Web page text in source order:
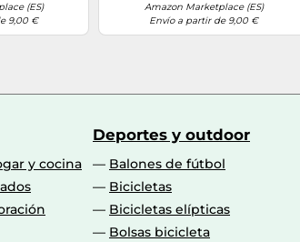
(ES)
9,00 €
Amazon Marketplace (ES)
Envío a partir de 9,00 €
y cocina
Deportes y outdoor
Balones de fútbol
Bicicletas
Bicicletas elípticas
Bolsas bicicleta